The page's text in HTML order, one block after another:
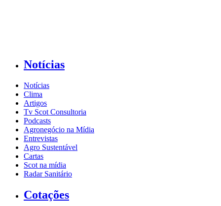
Notícias
Notícias
Clima
Artigos
Tv Scot Consultoria
Podcasts
Agronegócio na Mídia
Entrevistas
Agro Sustentável
Cartas
Scot na mídia
Radar Sanitário
Cotações